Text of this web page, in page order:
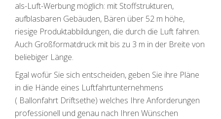
als-Luft-Werbung möglich: mit Stoffstrukturen,
aufblasbaren Gebäuden, Bären über 52 m höhe,
riesige Produktabbildungen, die durch die Luft fahren.
Auch Großformatdruck mit bis zu 3 m in der Breite von
beliebiger Länge.
Egal wofür Sie sich entscheiden, geben Sie ihre Pläne
in die Hände eines Luftfahrtunternehmens
( Ballonfahrt Driftsethe) welches Ihre Anforderungen
professionell und genau nach Ihren Wünschen